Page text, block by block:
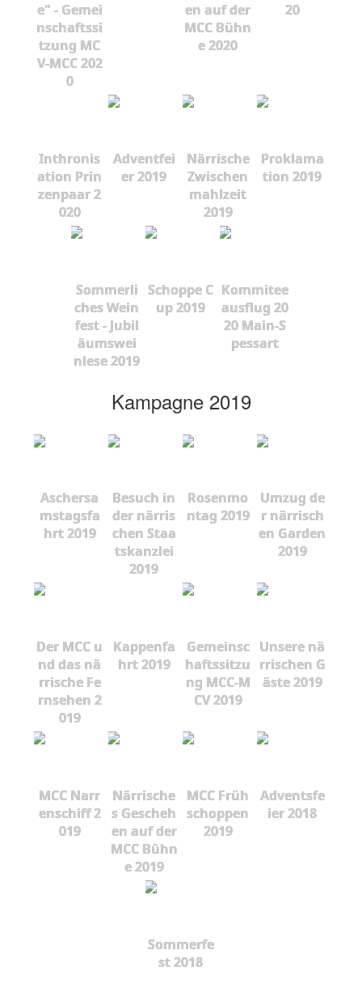
e" - Gemei
nschaftssi
tzung MC
V-MCC 202
0
en auf der
MCC Bühn
e 2020
20
Inthronis
ation Prin
zenpaar 2
020
Adventfei
er 2019
Närrische
Zwischen
mahlzeit
2019
Proklama
tion 2019
Sommerli
ches Wein
fest - Jubil
äumswei
nlese 2019
Schoppe C
up 2019
Kommitee
ausflug 20
20 Main-S
pessart
Kampagne 2019
Aschersa
mstagsfa
hrt 2019
Besuch in
der närris
chen Staa
tskanzlei
2019
Rosenmo
ntag 2019
Umzug de
r närrisch
en Garden
2019
Der MCC u
nd das nä
rrische Fe
rnsehen 2
019
Kappenfa
hrt 2019
Gemeinsc
haftssitzu
ng MCC-M
CV 2019
Unsere nä
rrischen G
äste 2019
MCC Narr
enschiff 2
019
Närrische
s Gescheh
en auf der
MCC Bühn
e 2019
MCC Früh
schoppen
2019
Adventsfe
ier 2018
Sommerfe
st 2018